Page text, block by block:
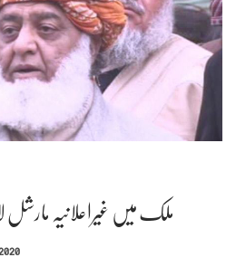
ملک میں غیراعلانیہ